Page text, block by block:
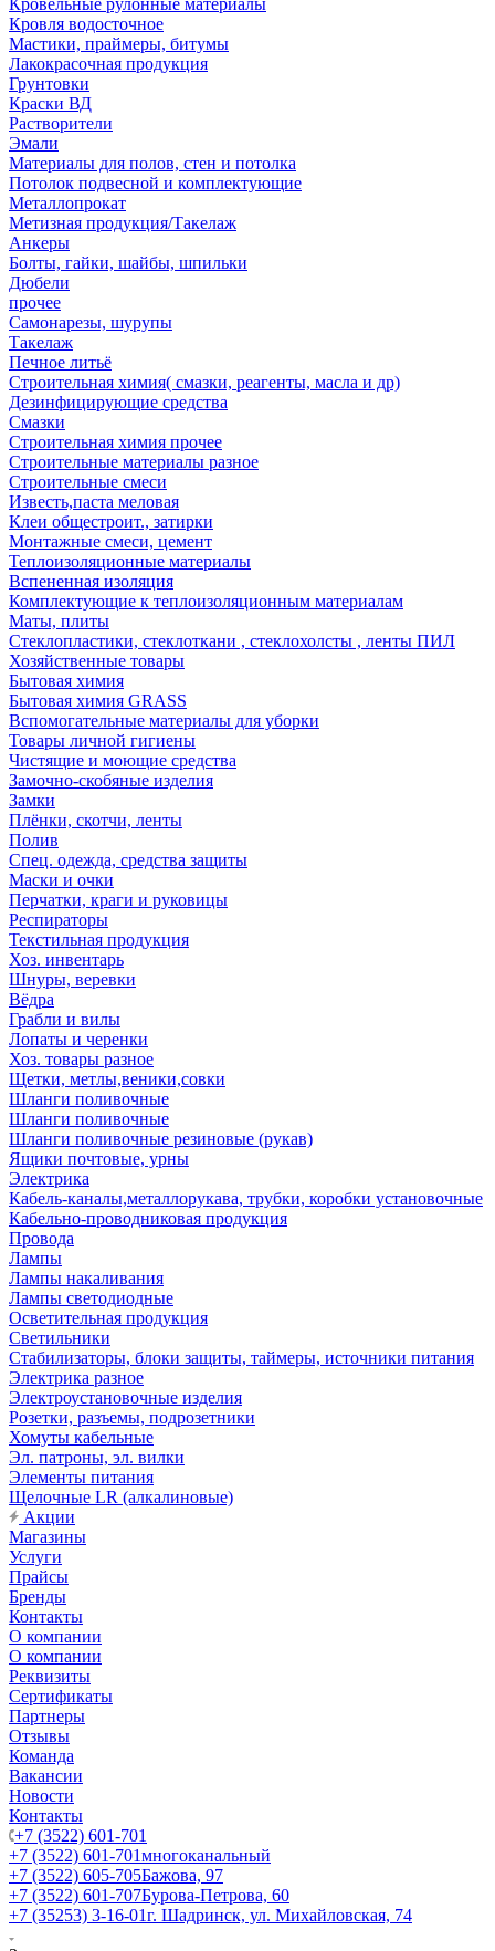
Кровельные рулонные материалы
Кровля водосточное
Мастики, праймеры, битумы
Лакокрасочная продукция
Грунтовки
Краски ВД
Растворители
Эмали
Материалы для полов, стен и потолка
Потолок подвесной и комплектующие
Металлопрокат
Метизная продукция/Такелаж
Анкеры
Болты, гайки, шайбы, шпильки
Дюбели
прочее
Самонарезы, шурупы
Такелаж
Печное литьё
Строительная химия( смазки, реагенты, масла и др)
Дезинфицирующие средства
Смазки
Строительная химия прочее
Строительные материалы разное
Строительные смеси
Известь,паста меловая
Клеи общестроит., затирки
Монтажные смеси, цемент
Теплоизоляционные материалы
Вспененная изоляция
Комплектующие к теплоизоляционным материалам
Маты, плиты
Стеклопластики, стеклоткани , стеклохолсты , ленты ПИЛ
Хозяйственные товары
Бытовая химия
Бытовая химия GRASS
Вспомогательные материалы для уборки
Товары личной гигиены
Чистящие и моющие средства
Замочно-скобяные изделия
Замки
Плёнки, скотчи, ленты
Полив
Спец. одежда, средства защиты
Маски и очки
Перчатки, краги и руковицы
Респираторы
Текстильная продукция
Хоз. инвентарь
Шнуры, веревки
Вёдра
Грабли и вилы
Лопаты и черенки
Хоз. товары разное
Щетки, метлы,веники,совки
Шланги поливочные
Шланги поливочные
Шланги поливочные резиновые (рукав)
Ящики почтовые, урны
Электрика
Кабель-каналы,металлорукава, трубки, коробки установочные
Кабельно-проводниковая продукция
Провода
Лампы
Лампы накаливания
Лампы светодиодные
Осветительная продукция
Светильники
Стабилизаторы, блоки защиты, таймеры, источники питания
Электрика разное
Электроустановочные изделия
Розетки, разъемы, подрозетники
Хомуты кабельные
Эл. патроны, эл. вилки
Элементы питания
Щелочные LR (алкалиновые)
Акции
Магазины
Услуги
Прайсы
Бренды
Контакты
О компании
О компании
Реквизиты
Сертификаты
Партнеры
Отзывы
Команда
Вакансии
Новости
Контакты
+7 (3522) 601-701
+7 (3522) 601-701многоканальный
+7 (3522) 605-705Бажова, 97
+7 (3522) 601-707Бурова-Петрова, 60
+7 (35253) 3-16-01г. Шадринск, ул. Михайловская, 74